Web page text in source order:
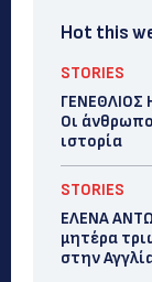
Hot this
STORIES
ΓΕΝΕΘΛΙΟΣ
Οι
ιστορία
STORIES
ΕΛΕΝΑ
μητέρα
στην